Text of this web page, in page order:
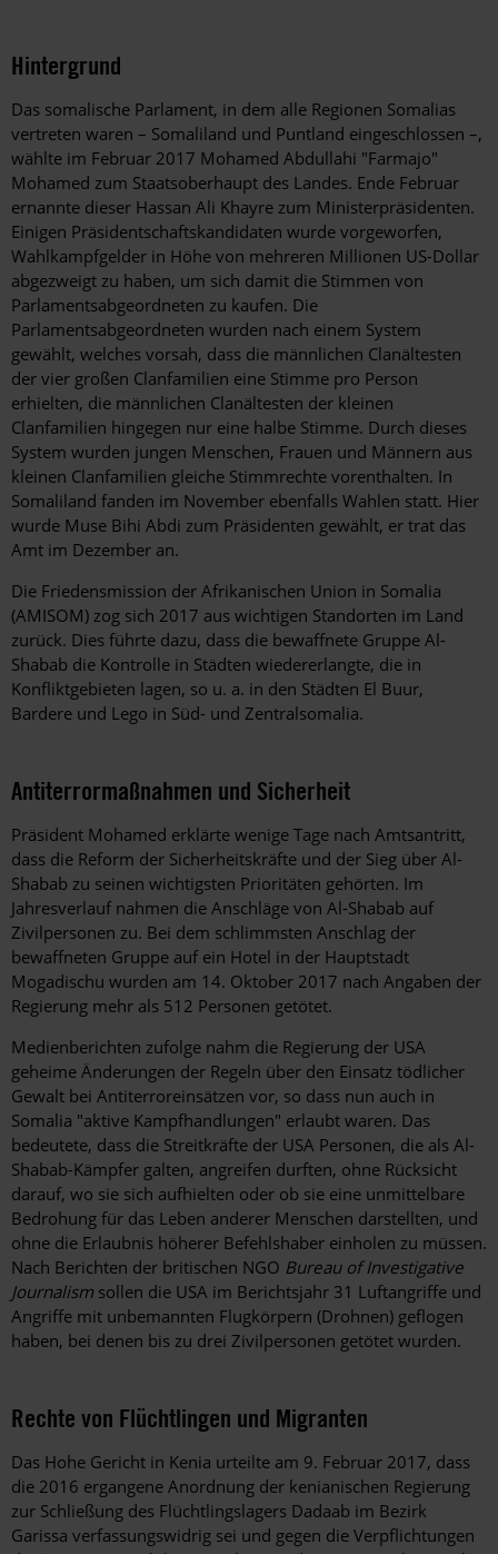
Hintergrund
Das somalische Parlament, in dem alle Regionen Somalias
vertreten waren – Somaliland und Puntland eingeschlossen –,
wählte im Februar 2017 Mohamed Abdullahi "Farmajo"
Mohamed zum Staatsoberhaupt des Landes. Ende Februar
ernannte dieser Hassan Ali Khayre zum Ministerpräsidenten.
Einigen Präsidentschaftskandidaten wurde vorgeworfen,
Wahlkampfgelder in Höhe von mehreren Millionen US-Dollar
abgezweigt zu haben, um sich damit die Stimmen von
Parlamentsabgeordneten zu kaufen. Die
Parlamentsabgeordneten wurden nach einem System
gewählt, welches vorsah, dass die männlichen Clanältesten
der vier großen Clanfamilien eine Stimme pro Person
erhielten, die männlichen Clanältesten der kleinen
Clanfamilien hingegen nur eine halbe Stimme. Durch dieses
System wurden jungen Menschen, Frauen und Männern aus
kleinen Clanfamilien gleiche Stimmrechte vorenthalten. In
Somaliland fanden im November ebenfalls Wahlen statt. Hier
wurde Muse Bihi Abdi zum Präsidenten gewählt, er trat das
Amt im Dezember an.
Die Friedensmission der Afrikanischen Union in Somalia
(AMISOM) zog sich 2017 aus wichtigen Standorten im Land
zurück. Dies führte dazu, dass die bewaffnete Gruppe Al-
Shabab die Kontrolle in Städten wiedererlangte, die in
Konfliktgebieten lagen, so u. a. in den Städten El Buur,
Bardere und Lego in Süd- und Zentralsomalia.
Antiterrormaßnahmen und Sicherheit
Präsident Mohamed erklärte wenige Tage nach Amtsantritt,
dass die Reform der Sicherheitskräfte und der Sieg über Al-
Shabab zu seinen wichtigsten Prioritäten gehörten. Im
Jahresverlauf nahmen die Anschläge von Al-Shabab auf
Zivilpersonen zu. Bei dem schlimmsten Anschlag der
bewaffneten Gruppe auf ein Hotel in der Hauptstadt
Mogadischu wurden am 14. Oktober 2017 nach Angaben der
Regierung mehr als 512 Personen getötet.
Medienberichten zufolge nahm die Regierung der USA
geheime Änderungen der Regeln über den Einsatz tödlicher
Gewalt bei Antiterroreinsätzen vor, so dass nun auch in
Somalia "aktive Kampfhandlungen" erlaubt waren. Das
bedeutete, dass die Streitkräfte der USA Personen, die als Al-
Shabab-Kämpfer galten, angreifen durften, ohne Rücksicht
darauf, wo sie sich aufhielten oder ob sie eine unmittelbare
Bedrohung für das Leben anderer Menschen darstellten, und
ohne die Erlaubnis höherer Befehlshaber einholen zu müssen.
Nach Berichten der britischen NGO Bureau of Investigative
Journalism sollen die USA im Berichtsjahr 31 Luftangriffe und
Angriffe mit unbemannten Flugkörpern (Drohnen) geflogen
haben, bei denen bis zu drei Zivilpersonen getötet wurden.
Rechte von Flüchtlingen und Migranten
Das Hohe Gericht in Kenia urteilte am 9. Februar 2017, dass
die 2016 ergangene Anordnung der kenianischen Regierung
zur Schließung des Flüchtlingslagers Dadaab im Bezirk
Garissa verfassungswidrig sei und gegen die Verpflichtungen